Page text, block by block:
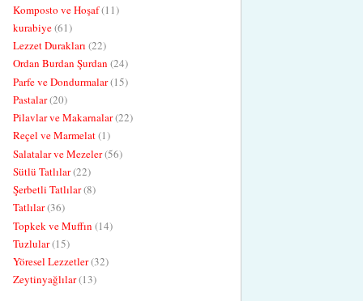
Komposto ve Hoşaf(11)
kurabiye(61)
Lezzet Durakları (22)
Ordan Burdan Şurdan (24)
Parfe ve Dondurmalar(15)
Pastalar(20)
Pilavlar ve Makarnalar(22)
Reçel ve Marmelat(1)
Salatalar ve Mezeler(56)
Sütlü Tatlılar(22)
Şerbetli Tatlılar(8)
Tatlılar(36)
Topkek ve Muffın (14)
Tuzlular(15)
Yöresel Lezzetler(32)
Zeytinyağlılar(13)